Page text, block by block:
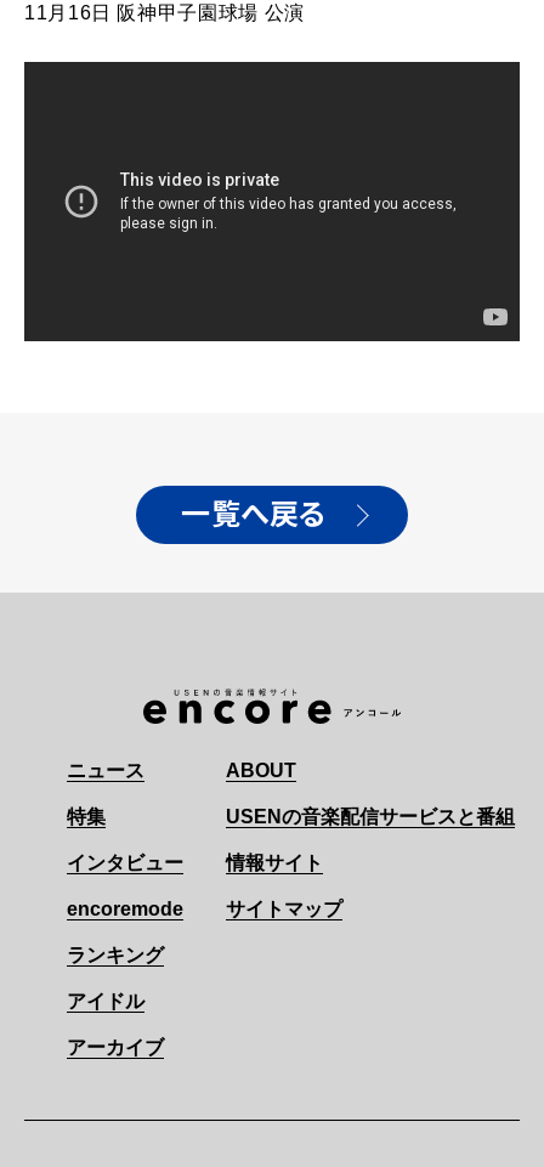
11月16日 阪神甲子園球場 公演
一覧へ戻る
ニュース
特集
インタビュー
encoremode
ランキング
アイドル
アーカイブ
ABOUT
USENの音楽配信サービスと番組
情報サイト
サイトマップ